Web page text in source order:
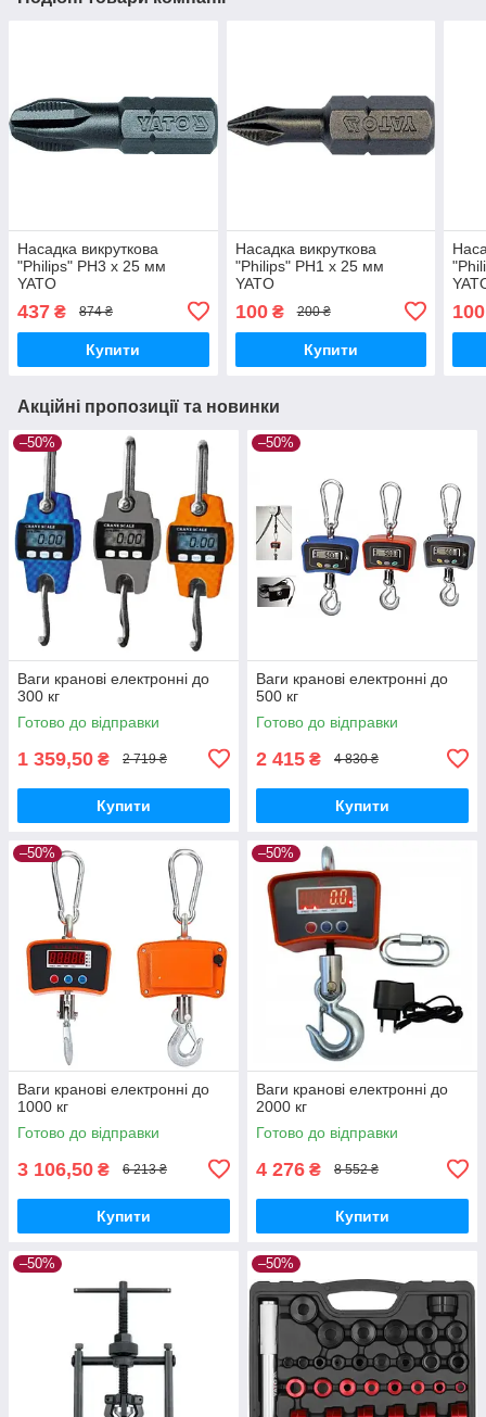
Насадка викруткова
"Philips" PН3 x 25 мм
YATO
437 ₴ 874 ₴
Купити
Насадка викруткова
"Philips" PН1 x 25 мм
YATO
100₴ 200 ₴
Купити
100
Акційні пропозиції та новинки
–50%
Ваги кранові електронні до
300 кг
Готово до відправки
1 359,50 ₴ 2 719 ₴
Купити
–50%
Ваги кранові електронні до
500 кг
Готово до відправки
2 415 ₴ 4 830 ₴
Купити
–50%
Ваги кранові електронні до
1000 кг
Готово до відправки
3 106,50 ₴ 6 213 ₴
Купити
–50%
Ваги кранові електронні до
2000 кг
Готово до відправки
4 276 ₴ 8 552 ₴
Купити
–50% –50%